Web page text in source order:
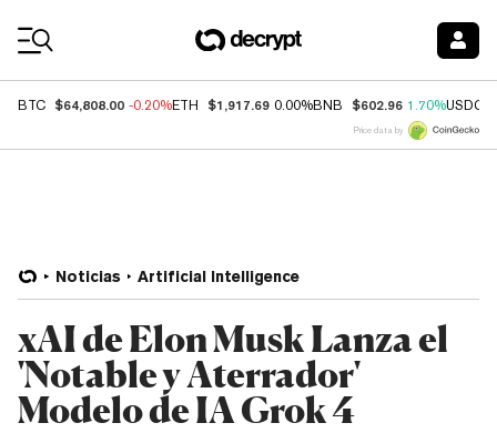
BTC $64,808.00 -0.20%ETH $1,917.69 0.00%BNB $602.96 1.70%USDC
Price data by
Noticias Artificial Intelligence
xAI de Elon Musk Lanza el
'Notable y Aterrador'
Modelo de IA Grok 4